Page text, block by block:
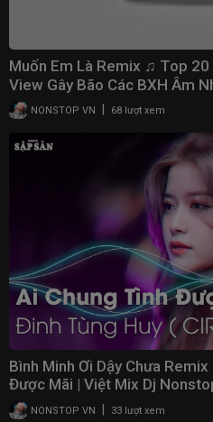
Muốn Em Là Remix ♫ Top
View Gây Bão Các BXH Âm
2022NONSTOP VN 68 lượt xem
Bình Minh Ơi Dậy Chưa
Được Mãi | Việt Mix Dj
NONSTOP VN | 33 lượt xem